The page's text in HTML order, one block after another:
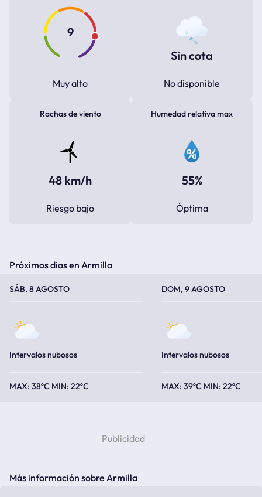
9
Muy alto
Sin cota
No disponible
Rachas de viento
48 km/h
Riesgo bajo
Humedad relativa max
55%
Óptima
Próximos dias en Armilla
SÁB, 8 AGOSTO
Intervalos nubosos
38ºC 22ºC
DOM, 9 AGOSTO
Intervalos nubosos
39ºC 22ºC
Más información sobre Armilla